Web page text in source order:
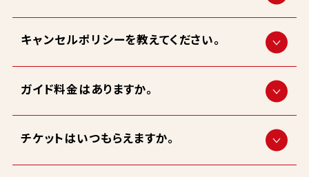
キャンセルポリシーを教えてください。
ガイド料金はありますか。
チケットはいつもらえますか。